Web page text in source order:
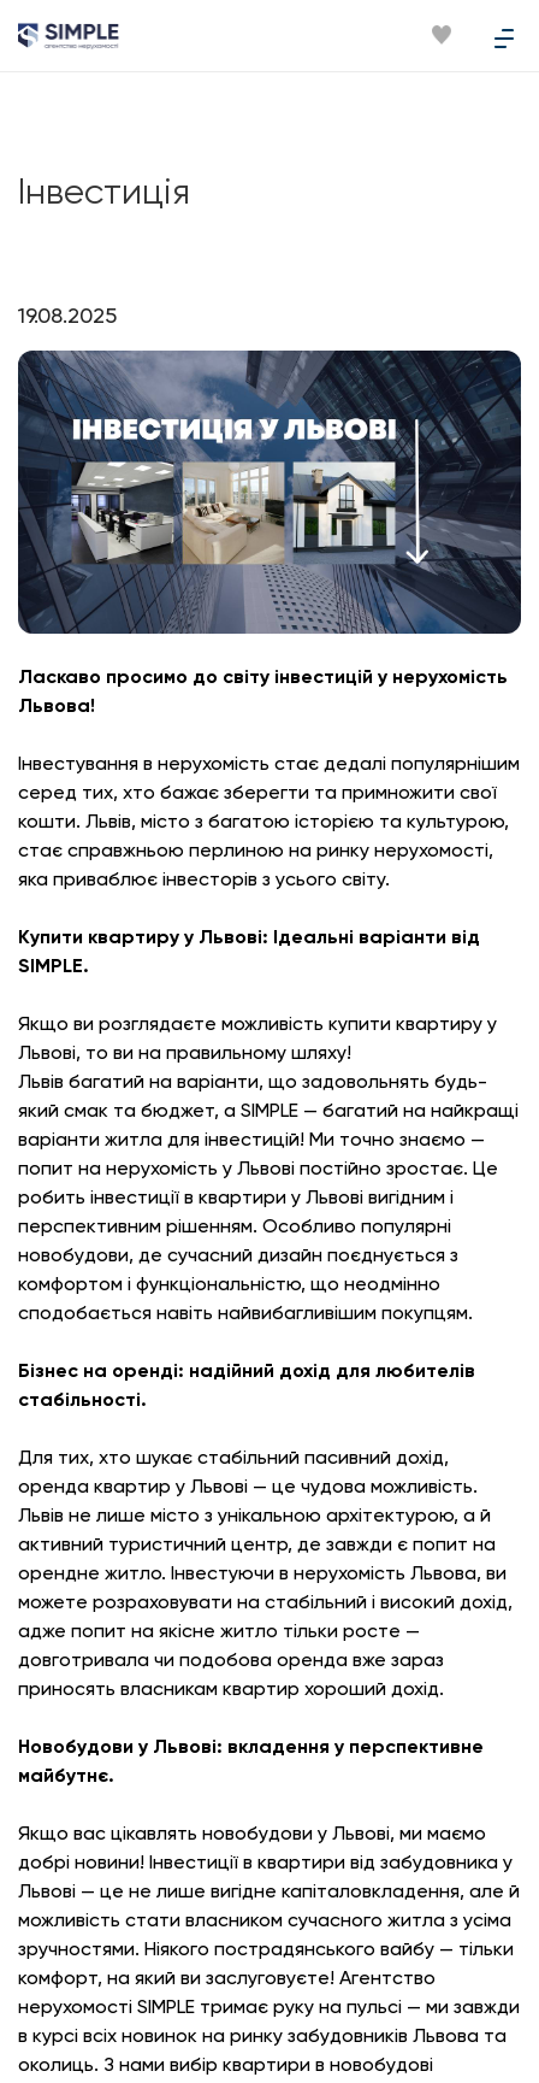
Інвестиція
19.08.2025
Ласкаво просимо до світу інвестицій у нерухомість
Львова!
Інвестування в нерухомість стає дедалі популярнішим
серед тих, хто бажає зберегти та примножити свої
кошти. Львів, місто з багатою історією та культурою,
стає справжньою перлиною на ринку нерухомості,
яка приваблює інвесторів з усього світу.
Купити квартиру у Львові: Ідеальні варіанти від
SIMPLE.
Якщо ви розглядаєте можливість купити квартиру у
Львові, то ви на правильному шляху!
Львів багатий на варіанти, що задовольнять будь-
який смак та бюджет, а SIMPLE — багатий на найкращі
варіанти житла для інвестицій! Ми точно знаємо —
попит на нерухомість у Львові постійно зростає. Це
робить інвестиції в квартири у Львові вигідним і
перспективним рішенням. Особливо популярні
новобудови, де сучасний дизайн поєднується з
комфортом і функціональністю, що неодмінно
сподобається навіть найвибагливішим покупцям.
Бізнес на оренді: надійний дохід для любителів
стабільності.
Для тих, хто шукає стабільний пасивний дохід,
оренда квартир у Львові — це чудова можливість.
Львів не лише місто з унікальною архітектурою, а й
активний туристичний центр, де завжди є попит на
орендне житло. Інвестуючи в нерухомість Львова, ви
можете розраховувати на стабільний і високий дохід,
адже попит на якісне житло тільки росте —
довготривала чи подобова оренда вже зараз
приносять власникам квартир хороший дохід.
Новобудови у Львові: вкладення у перспективне
майбутнє.
Якщо вас цікавлять новобудови у Львові, ми маємо
добрі новини! Інвестиції в квартири від забудовника у
Львові — це не лише вигідне капіталовкладення, але й
можливість стати власником сучасного житла з усіма
зручностями. Ніякого пострадянського вайбу — тільки
комфорт, на який ви заслуговуєте! Агентство
нерухомості SIMPLE тримає руку на пульсі — ми завжди
в курсі всіх новинок на ринку забудовників Львова та
околиць. З нами вибір квартири в новобудові